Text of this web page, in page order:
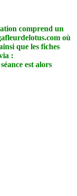
comprend un
où
que les fiches
:
est alors